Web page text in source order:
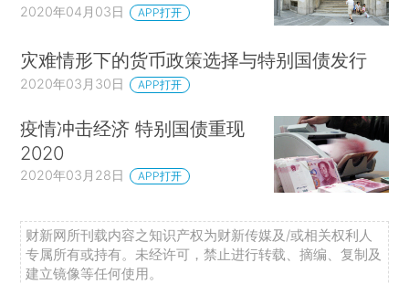
2020年04月03日 APP打开
灾难情形下的货币政策选择与特别国债发行
2020年03月30日 APP打开
疫情冲击经济 特别国债重现
2020
2020年03月28日 APP打开
财新网所刊载内容之知识产权为财新传媒及/或相关权利人
专属所有或持有。未经许可，禁止进行转载、摘编、复制及
建立镜像等任何使用。